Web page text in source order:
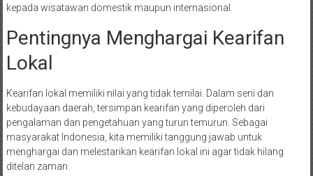
kepada wisatawan domestik maupun internasional.
Pentingnya Menghargai Kearifan
Lokal
Kearifan lokal memiliki nilai yang tidak ternilai. Dalam seni dan
kebudayaan daerah, tersimpan kearifan yang diperoleh dari
pengalaman dan pengetahuan yang turun temurun. Sebagai
masyarakat Indonesia, kita memiliki tanggung jawab untuk
menghargai dan melestarikan kearifan lokal ini agar tidak hilang
ditelan zaman.